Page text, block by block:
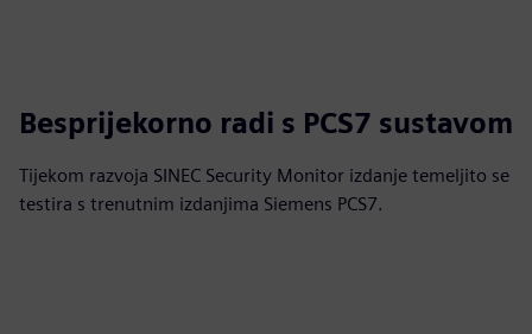
Besprijekorno radi s PCS7 sustavom
Tijekom razvoja SINEC Security Monitor izdanje temeljito se
testira s trenutnim izdanjima Siemens PCS7.